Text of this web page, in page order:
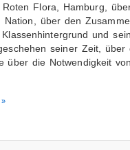
Flora, Hamburg,
über den
und
seiner Zeit, über
über die Notwendigkeit
»